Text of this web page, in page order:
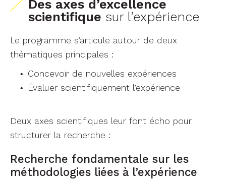
Des axes d’excellence
scientifique sur l’expérience
Le programme s’articule autour de deux
thématiques principales :
Concevoir de nouvelles expériences
Évaluer scientifiquement l’expérience
Deux axes scientifiques leur font écho pour
structurer la recherche :
Recherche fondamentale sur les
méthodologies liées à l’expérience